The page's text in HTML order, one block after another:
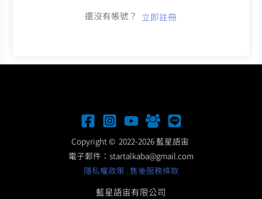
還沒有帳號？ 立即註冊
Copyright © 2022-2026 藍星語宙
電子郵件： startalkaba@gmail.com
隱私權政策 | 售後服務條款
藍星語宙有限公司